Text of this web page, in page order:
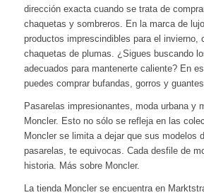
dirección exacta cuando se trata de
chaquetas y sombreros. En la marca de
productos imprescindibles para el invierno,
chaquetas de plumas. ¿Sigues buscando
adecuados para mantenerte caliente? En
puedes comprar bufandas, gorros y
Pasarelas impresionantes, moda urbana y
Moncler. Esto no sólo se refleja en las
Moncler se limita a dejar que sus modelos
pasarelas, te equivocas. Cada desfile de
historia. Más sobre Moncler.
La tienda Moncler se encuentra en